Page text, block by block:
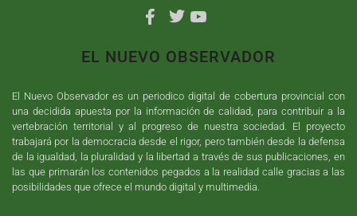
EL NUEVO OBSERVADOR
El Nuevo Observador es un periodico digital de cobertura provincial con
una decidida apuesta por la información de calidad, para contribuir a la
vertebración territorial y al progreso de nuestra sociedad. El proyecto
trabajará por la democracia desde el rigor, pero también desde la defensa
de la igualdad, la pluralidad y la libertad a través de sus publicaciones, en
las que primarán los contenidos pegados a la realidad calle gracias a las
posibilidades que ofrece el mundo digital y multimedia.